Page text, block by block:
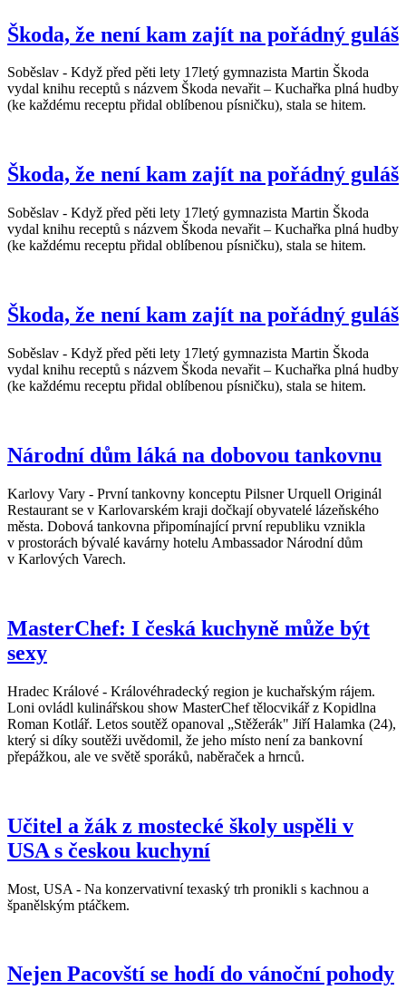
Škoda, že není kam zajít na pořádný guláš
Soběslav - Když před pěti lety 17letý gymnazista Martin Škoda
vydal knihu receptů s názvem Škoda nevařit – Kuchařka plná hudby
(ke každému receptu přidal oblíbenou písničku), stala se hitem.
Škoda, že není kam zajít na pořádný guláš
Soběslav - Když před pěti lety 17letý gymnazista Martin Škoda
vydal knihu receptů s názvem Škoda nevařit – Kuchařka plná hudby
(ke každému receptu přidal oblíbenou písničku), stala se hitem.
Škoda, že není kam zajít na pořádný guláš
Soběslav - Když před pěti lety 17letý gymnazista Martin Škoda
vydal knihu receptů s názvem Škoda nevařit – Kuchařka plná hudby
(ke každému receptu přidal oblíbenou písničku), stala se hitem.
Národní dům láká na dobovou tankovnu
Karlovy Vary - První tankovny konceptu Pilsner Urquell Originál
Restaurant se v Karlovarském kraji dočkají obyvatelé lázeňského
města. Dobová tankovna připomínající první republiku vznikla
v prostorách bývalé kavárny hotelu Ambassador Národní dům
v Karlových Varech.
MasterChef: I česká kuchyně může být
sexy
Hradec Králové - Královéhradecký region je kuchařským rájem.
Loni ovládl kulinářskou show MasterChef tělocvikář z Kopidlna
Roman Kotlář. Letos soutěž opanoval „Stěžerák" Jiří Halamka (24),
který si díky soutěži uvědomil, že jeho místo není za bankovní
přepážkou, ale ve světě sporáků, naběraček a hrnců.
Učitel a žák z mostecké školy uspěli v
USA s českou kuchyní
Most, USA - Na konzervativní texaský trh pronikli s kachnou a
španělským ptáčkem.
Nejen Pacovští se hodí do vánoční pohody